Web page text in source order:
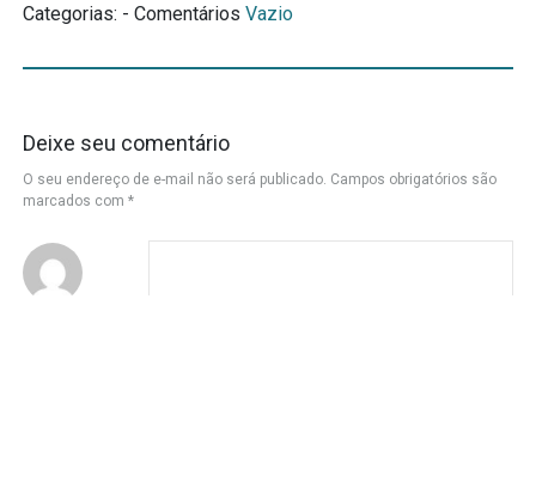
Categorias: - Comentários Vazio
Deixe seu comentário
O seu endereço de e-mail não será publicado. Campos obrigatórios são
marcados com *